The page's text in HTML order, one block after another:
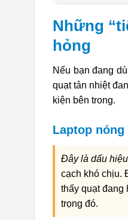
Những
hỏng
Nếu bạn đang
quạt tản nhiệt
kiện bên trong.
Laptop
Đây là dấu
cạch khó chịu.
thấy quạt đang
trọng đó.